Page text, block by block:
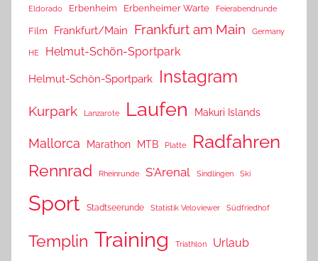
Eldorado Erbenheim Erbenheimer Warte Feierabendrunde
Film Frankfurt/Main Frankfurt am Main Germany
HE Helmut-Schön-Sportpark
Helmut-Schön-Sportpark Instagram
Kurpark Lanzarote Laufen Makuri Islands
Mallorca Marathon MTB Platte Radfahren
Rennrad Rheinrunde S'Arenal Sindlingen Ski
Sport Stadtseerunde Statistik Veloviewer Südfriedhof
Templin Training Triathlon Urlaub